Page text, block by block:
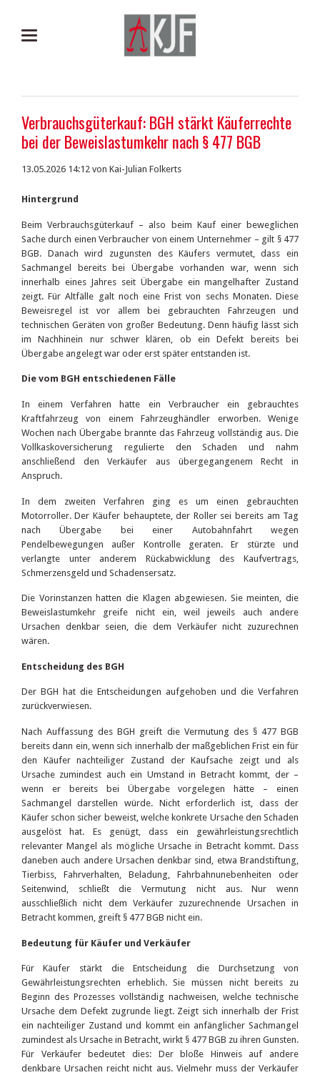
Verbrauchsgüterkauf: BGH stärkt Käuferrechte
bei der Beweislastumkehr nach § 477 BGB
13.05.2026 14:12 von Kai-Julian Folkerts
Hintergrund
Beim Verbrauchsgüterkauf – also beim Kauf einer beweglichen
Sache durch einen Verbraucher von einem Unternehmer – gilt § 477
BGB. Danach wird zugunsten des Käufers vermutet, dass ein
Sachmangel bereits bei Übergabe vorhanden war, wenn sich
innerhalb eines Jahres seit Übergabe ein mangelhafter Zustand
zeigt. Für Altfälle galt noch eine Frist von sechs Monaten. Diese
Beweisregel ist vor allem bei gebrauchten Fahrzeugen und
technischen Geräten von großer Bedeutung. Denn häufig lässt sich
im Nachhinein nur schwer klären, ob ein Defekt bereits bei
Übergabe angelegt war oder erst später entstanden ist.
Die vom BGH entschiedenen Fälle
In einem Verfahren hatte ein Verbraucher ein gebrauchtes
Kraftfahrzeug von einem Fahrzeughändler erworben. Wenige
Wochen nach Übergabe brannte das Fahrzeug vollständig aus. Die
Vollkaskoversicherung regulierte den Schaden und nahm
anschließend den Verkäufer aus übergegangenem Recht in
Anspruch.
In dem zweiten Verfahren ging es um einen gebrauchten
Motorroller. Der Käufer behauptete, der Roller sei bereits am Tag
nach Übergabe bei einer Autobahnfahrt wegen
Pendelbewegungen außer Kontrolle geraten. Er stürzte und
verlangte unter anderem Rückabwicklung des Kaufvertrags,
Schmerzensgeld und Schadensersatz.
Die Vorinstanzen hatten die Klagen abgewiesen. Sie meinten, die
Beweislastumkehr greife nicht ein, weil jeweils auch andere
Ursachen denkbar seien, die dem Verkäufer nicht zuzurechnen
wären.
Entscheidung des BGH
Der BGH hat die Entscheidungen aufgehoben und die Verfahren
zurückverwiesen.
Nach Auffassung des BGH greift die Vermutung des § 477 BGB
bereits dann ein, wenn sich innerhalb der maßgeblichen Frist ein für
den Käufer nachteiliger Zustand der Kaufsache zeigt und als
Ursache zumindest auch ein Umstand in Betracht kommt, der –
wenn er bereits bei Übergabe vorgelegen hätte – einen
Sachmangel darstellen würde. Nicht erforderlich ist, dass der
Käufer schon sicher beweist, welche konkrete Ursache den Schaden
ausgelöst hat. Es genügt, dass ein gewährleistungsrechtlich
relevanter Mangel als mögliche Ursache in Betracht kommt. Dass
daneben auch andere Ursachen denkbar sind, etwa Brandstiftung,
Tierbiss, Fahrverhalten, Beladung, Fahrbahnunebenheiten oder
Seitenwind, schließt die Vermutung nicht aus. Nur wenn
ausschließlich nicht dem Verkäufer zuzurechnende Ursachen in
Betracht kommen, greift § 477 BGB nicht ein.
Bedeutung für Käufer und Verkäufer
Für Käufer stärkt die Entscheidung die Durchsetzung von
Gewährleistungsrechten erheblich. Sie müssen nicht bereits zu
Beginn des Prozesses vollständig nachweisen, welche technische
Ursache dem Defekt zugrunde liegt. Zeigt sich innerhalb der Frist
ein nachteiliger Zustand und kommt ein anfänglicher Sachmangel
zumindest als Ursache in Betracht, wirkt § 477 BGB zu ihren Gunsten.
Für Verkäufer bedeutet dies: Der bloße Hinweis auf andere
denkbare Ursachen reicht nicht aus. Vielmehr muss der Verkäufer